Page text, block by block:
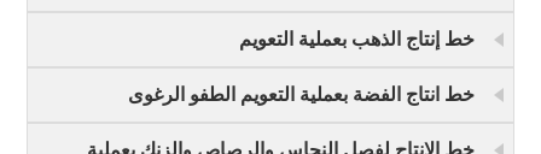
خط إنتاج الذهب بعملية التعويم
خط انتاج الفضة بعملية التعويم الطفو الرغوى